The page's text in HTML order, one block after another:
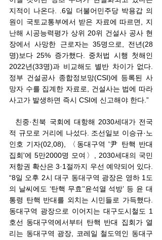
지적이 나온다. .6일 더불어민주당 박용갑 의
원이 국토교통부에서 받은 자료에 따르면, 지
난해 시공능력평가 상위 20위 건설사 공사 현
장에서 사망한 근로자는 35명으로, 전년(28
명)보다 25% 증가했다. 중처법 시행 첫해인
2022년(33명)과 비교해도 별반 차이가 없다.
정부 건설공사 종합정보망(CSI)에 등록된 사
망자 수를 집계한 자료로, 건설사는 법에 따라
사고가 발생하면 즉시 CSI에 신고해야 한다.”
친중·친북 국회에 대항해 2030세대가 전국
적 규모로 거리에 나섰다. 조선일보 이승규·노
인호 기자(02,08), 〈동대구역 '尹 탄핵 반대
집회'에 5만2000명 모여〉, 2030세대의 국민
저항권 확산은 3·1절까지 우선 예약되어 있다.
“8일 오후 2시 대구 동대구역 광장은 영하 1도
의 날씨에도 ‘탄핵 무효’'윤석열 석방’ 등 윤 대
통령 탄핵 반대를 외치는 시민들로 가득했다.
동대구역 광장으로 이어지는 대구도시철도 1
호선 동대구역에서부터 탄핵 반대 집회가 열
리는 동대구역 광장, 코레일 철도역인 동대구